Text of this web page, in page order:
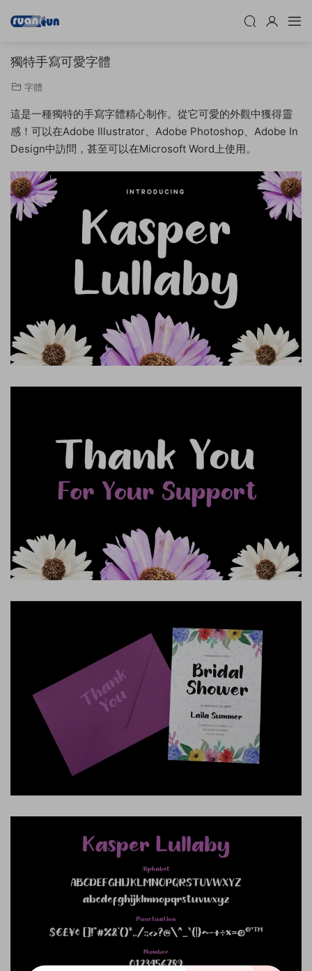
獨特手寫可愛字體
字體
這是一種獨特的手寫字體精心制作。從它可愛的外觀中獲得靈
感！可以在Adobe Illustrator、Adobe Photoshop、Adobe In
Design中訪問，甚至可以在Microsoft Word上使用。